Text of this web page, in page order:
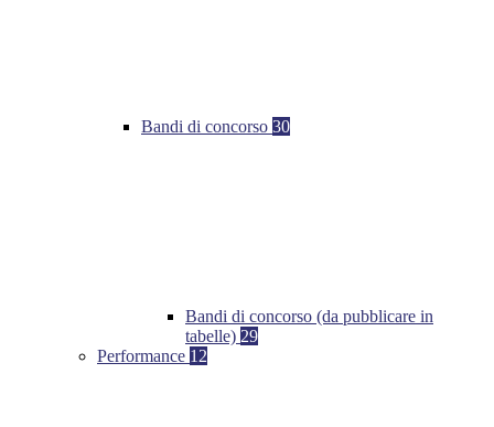
Bandi di concorso 30
Bandi di concorso (da pubblicare in
tabelle) 29
Performance 12